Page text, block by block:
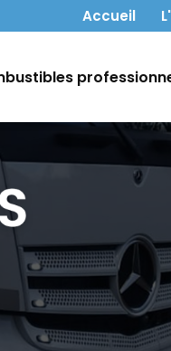
secondaireAccueil